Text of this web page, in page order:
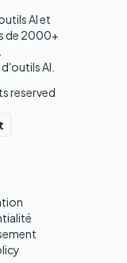
AI et
de 2000+
AI.
reserved